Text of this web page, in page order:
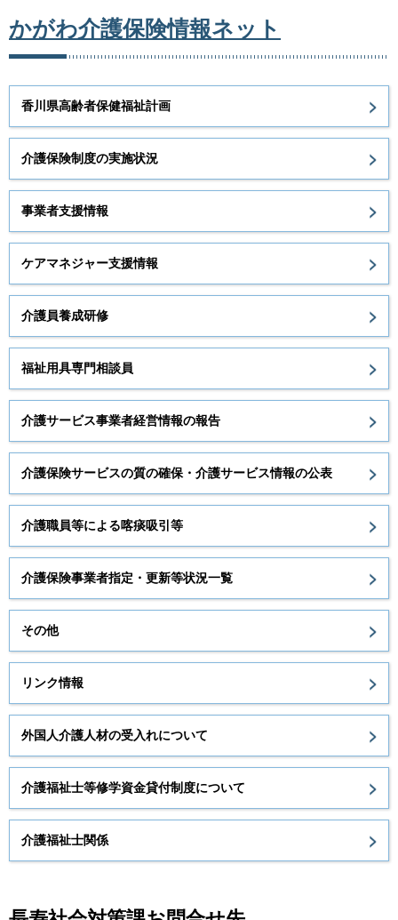
かがわ介護保険情報ネット
香川県高齢者保健福祉計画
介護保険制度の実施状況
事業者支援情報
ケアマネジャー支援情報
介護員養成研修
福祉用具専門相談員
介護サービス事業者経営情報の報告
介護保険サービスの質の確保・介護サービス情報の公表
介護職員等による喀痰吸引等
介護保険事業者指定・更新等状況一覧
その他
リンク情報
外国人介護人材の受入れについて
介護福祉士等修学資金貸付制度について
介護福祉士関係